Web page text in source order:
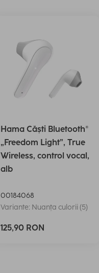
Hama Căști Bluetooth®
„Freedom Light”, True
Wireless, control vocal,
alb
00184068
Variante: Nuanța culorii (5)
125,90 RON